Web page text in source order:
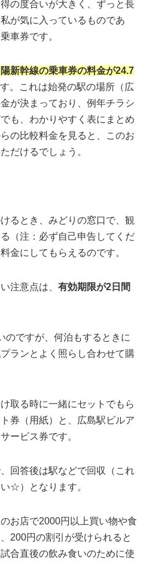
の度合いが大きく、ずっと長
が気に入っているものであ
車券です。
新幹線の乗車券の料金が24.7
。これは始発の駅の場所（広
が決まっており、例年チラシ
も、わかりやすく表にまとめ
の比較料金を見ると、このお
だけるでしょう。
るとき、みどりの窓口で、観
（注：必ず自己申告してくだ
金にしてもらえるのです。
注意点は、有効期限が2日間
のですが、何泊もするときに
ランとよく照らし合わせて購
取る時に一緒にセットでもら
券（用紙）と、広島駅ビルア
ービス券です。
回答後は駅などで回収（これ
☆）となります。
お店で2000円以上買い物や食
200円の割引が受けられると
合直後の飲み食いのために使